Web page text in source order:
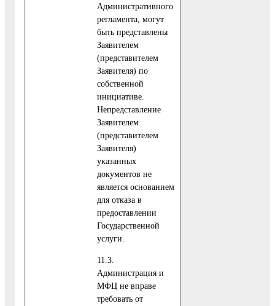
Административного
регламента, могут
быть представлены
Заявителем
(представителем
Заявителя) по
собственной
инициативе.
Непредставление
Заявителем
(представителем
Заявителя)
указанных
документов не
является основанием
для отказа в
предоставлении
Государственной
услуги.
11.3.
Администрация и
МФЦ не вправе
требовать от